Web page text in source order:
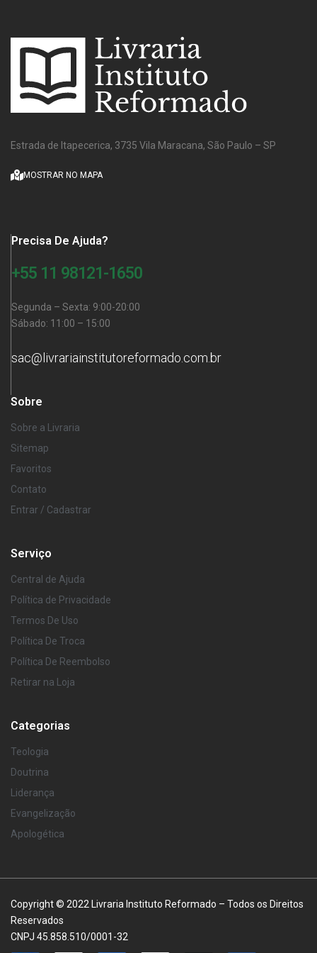
Estrada de Itapecerica, 3735 Vila Maracana, São Paulo – SP
MOSTRAR NO MAPA
Precisa De Ajuda?
+55 11 98121-1650
Segunda – Sexta: 9:00-20:00
Sábado: 11:00 – 15:00
sac@livrariainstitutoreformado.com.br
Sobre
Sobre a Livraria
Sitemap
Favoritos
Contato
Entrar / Cadastrar
Serviço
Central de Ajuda
Política de Privacidade
Termos De Uso
Política De Troca
Política De Reembolso
Retirar na Loja
Categorias
Teologia
Doutrina
Liderança
Evangelização
Apologética
Copyright © 2022 Livraria Instituto Reformado – Todos os Direitos
Reservados
CNPJ 45.858.510/0001-32